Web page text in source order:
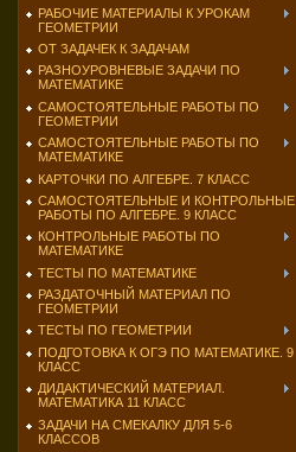
РАБОЧИЕ МАТЕРИАЛЫ К УРОКАМ
ГЕОМЕТРИИ
ОТ ЗАДАЧЕК К ЗАДАЧАМ
РАЗНОУРОВНЕВЫЕ ЗАДАЧИ ПО
МАТЕМАТИКЕ
САМОСТОЯТЕЛЬНЫЕ РАБОТЫ ПО
ГЕОМЕТРИИ
САМОСТОЯТЕЛЬНЫЕ РАБОТЫ ПО
МАТЕМАТИКЕ
КАРТОЧКИ ПО АЛГЕБРЕ. 7 КЛАСС
САМОСТОЯТЕЛЬНЫЕ И КОНТРОЛЬНЫЕ
РАБОТЫ ПО АЛГЕБРЕ. 9 КЛАСС
КОНТРОЛЬНЫЕ РАБОТЫ ПО
МАТЕМАТИКЕ
ТЕСТЫ ПО МАТЕМАТИКЕ
РАЗДАТОЧНЫЙ МАТЕРИАЛ ПО
ГЕОМЕТРИИ
ТЕСТЫ ПО ГЕОМЕТРИИ
ПОДГОТОВКА К ОГЭ ПО МАТЕМАТИКЕ. 9
КЛАСС
ДИДАКТИЧЕСКИЙ МАТЕРИАЛ.
МАТЕМАТИКА 11 КЛАСС
ЗАДАЧИ НА СМЕКАЛКУ ДЛЯ 5-6
КЛАССОВ